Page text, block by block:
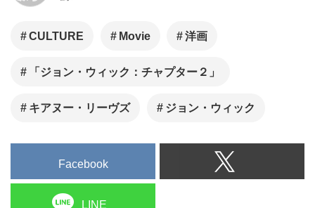
CULTURE Movie 洋画
「ジョン・ウィック：チャプター２」
キアヌー・リーヴズ ジョン・ウィック
Facebook
LINE